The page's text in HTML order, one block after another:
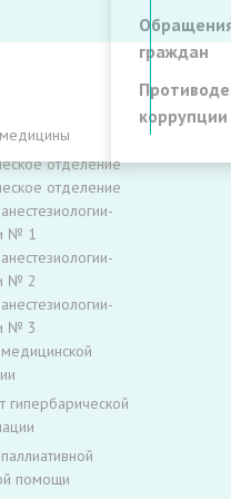
граждан
коррупции
отделение
отделение
№ 1
№ 2
№ 3
гипербарической
помощи